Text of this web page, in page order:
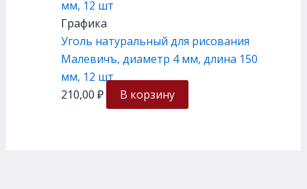
Графика
Уголь натуральный для рисования
Малевичъ, диаметр 4 мм, длина 150
мм, 12 шт
210,00 ₽ В корзину